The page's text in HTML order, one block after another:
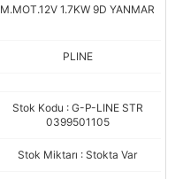
M.MOT.12V 1.7KW 9D YANMAR
PLINE
Stok Kodu : G-P-LINE STR
0399501105
Stok Miktarı : Stokta Var